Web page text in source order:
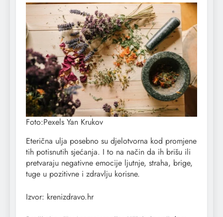
Foto:Pexels Yan Krukov
Eterična ulja posebno su djelotvorna kod promjene
tih potisnutih sjećanja. I to na način da ih brišu ili
pretvaraju negativne emocije ljutnje, straha, brige,
tuge u pozitivne i zdravlju korisne.
Izvor: krenizdravo.hr